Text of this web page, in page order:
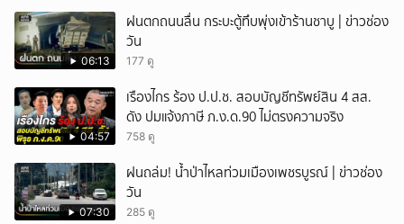
06:13
ฝนตกถนนลื่น กระบะตู้ทึบพุ่งเข้าร้านชาบู | ข่าวช่อง
วัน
177 ดู
04:57
เรืองไกร ร้อง ป.ป.ช. สอบบัญชีทรัพย์สิน 4 สส.
ดัง ปมแจ้งภาษี ภ.ง.ด.90 ไม่ตรงความจริง
758 ดู
07:30
ฝนถล่ม! น้ำป่าไหลท่วมเมืองเพชรบูรณ์ | ข่าวช่อง
วัน
285 ดู